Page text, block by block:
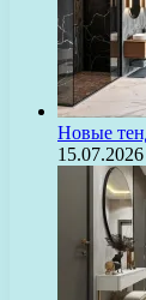
Новые
15.07.2026